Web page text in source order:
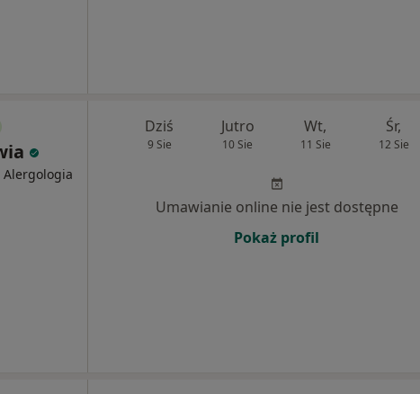
Dziś
9 Sie
Jutro
10 Sie
Wt,
11 Sie
Śr,
12 Sie
Umawianie online nie jest dostępne
Pokaż profil